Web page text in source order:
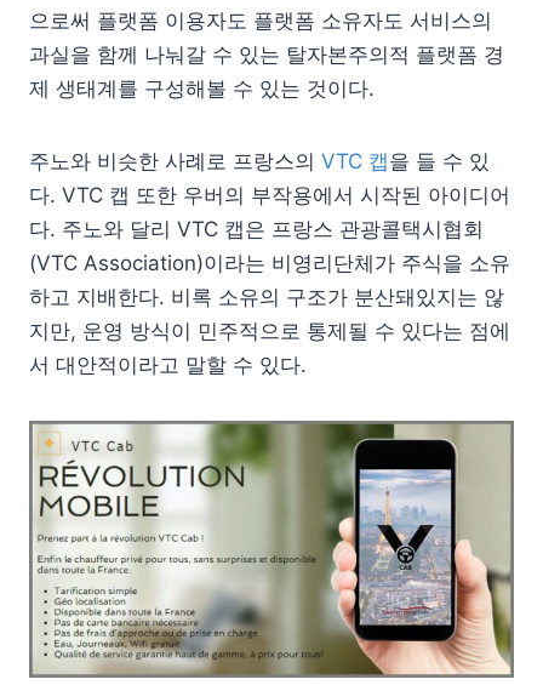
으로써 플랫폼 이용자도 플랫폼 소유자도 서비스의
과실을 함께 나눠갈 수 있는 탈자본주의적 플랫폼 경
제 생태계를 구성해볼 수 있는 것이다.
주노와 비슷한 사례로 프랑스의 VTC 캡을 들 수 있
다. VTC 캡 또한 우버의 부작용에서 시작된 아이디어
다. 주노와 달리 VTC 캡은 프랑스 관광콜택시협회
(VTC Association)이라는 비영리단체가 주식을 소유
하고 지배한다. 비록 소유의 구조가 분산돼있지는 않
지만, 운영 방식이 민주적으로 통제될 수 있다는 점에
서 대안적이라고 말할 수 있다.